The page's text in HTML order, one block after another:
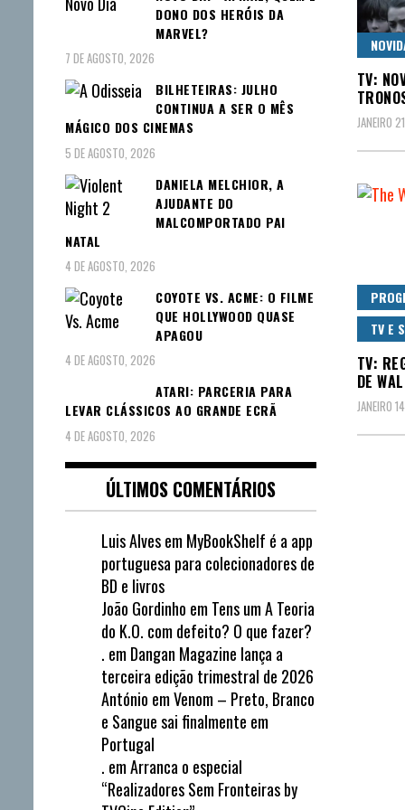
TV:
JANEIRO
TV E
TV:
DE
JANEIRO
DONO DOS HERÓIS DA
MARVEL?
7 DE AGOSTO, 2026
BILHETEIRAS: JULHO
CONTINUA A SER O MÊS
MÁGICO DOS CINEMAS
5 DE AGOSTO, 2026
DANIELA MELCHIOR, A
AJUDANTE DO
MALCOMPORTADO PAI
NATAL
4 DE AGOSTO, 2026
COYOTE VS. ACME: O FILME
QUE HOLLYWOOD QUASE
APAGOU
4 DE AGOSTO, 2026
ATARI: PARCERIA PARA
LEVAR CLÁSSICOS AO GRANDE ECRÃ
4 DE AGOSTO, 2026
ÚLTIMOS COMENTÁRIOS
Luis Alvesem MyBookShelf é a app
portuguesa para colecionadores de
BD e livros
João Gordinho em Tens um A Teoria
do K.O. com defeito? O que fazer?
. em Dangan Magazine lança a
terceira edição trimestral de 2026
António emVenom – Preto, Branco
e Sangue sai finalmente em
Portugal
. emArranca o especial
“Realizadores Sem Fronteiras by